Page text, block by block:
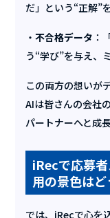
だ」という“正解”
・不合格データ ：
う“学び”を与え、
この両方の想いが
AIは皆さんの会社
パートナーへと成
iRecで応募
用の景色は
では、iRecで心を